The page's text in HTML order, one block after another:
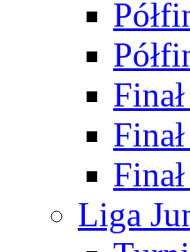
Liga